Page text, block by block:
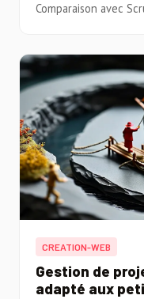
Comparaison avec
CREATION-WEB
Gestion de
adapté aux